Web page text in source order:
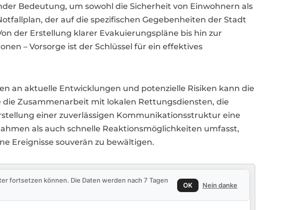
Bedeutung, um sowohl die Sicherheit von Einwohnern als
der auf die spezifischen Gegebenheiten der Stadt
der Erstellung klarer Evakuierungspläne bis hin zur
– Vorsorge ist der Schlüssel für ein effektives
an aktuelle Entwicklungen und potenzielle Risiken kann die
Zusammenarbeit mit lokalen Rettungsdiensten, die
einer zuverlässigen Kommunikationsstruktur eine
als auch schnelle Reaktionsmöglichkeiten umfasst,
Ereignisse souverän zu bewältigen.
fortsetzen können. Die Daten werden nach 7 Tagen
OK Nein danke